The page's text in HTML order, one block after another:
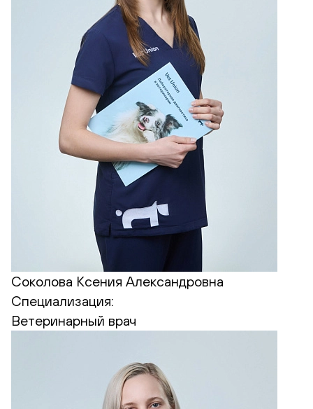
Соколова Ксения Александровна
Специализация:
Ветеринарный врач